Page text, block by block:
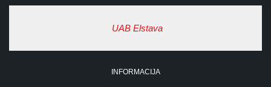
UAB Elstava
INFORMACIJA